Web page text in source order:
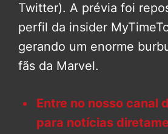
Twitter). A prévia foi
perfil da insider
gerando um enorme
fãs da Marvel.
Entre no nosso canal
para notícias